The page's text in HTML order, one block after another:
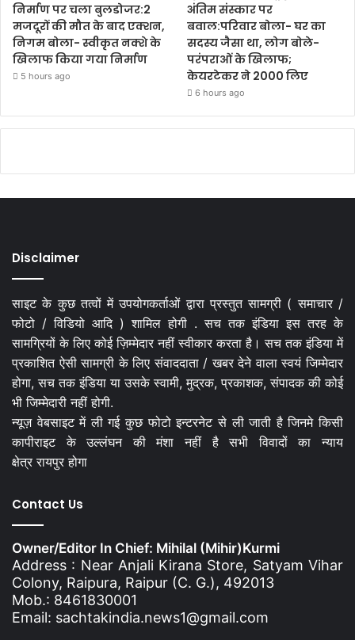
निर्माण पर चला बुलडोजर:2
मजदूरों की मौत के बाद एक्शन,
निगम बोला- स्वीकृत नक्शे के
खिलाफ किया गया निर्माण
5 hours ago
अंतिम संस्कार पर
बवाल:परिवार बोला- घर का
सदस्य जैसा था, लोग बोले-
परंपराओं के खिलाफ;
केयरटेकर ने 2000 लिए
6 hours ago
Disclaimer
साइट के कुछ तत्वों में उपयोगकर्ताओं द्वारा प्रस्तुत सामग्री ( समाचार /
फोटो / विडियो आदि ) शामिल होगी . सच तक इंडिया इस तरह के
सामग्रियों के लिए कोई ज़िम्मेदार नहीं स्वीकार करता है। सच तक इंडिया में
प्रकाशित ऐसी सामग्री के लिए संवाददाता / खबर देने वाला स्वयं जिम्मेदार
होगा, सच तक इंडिया या उसके स्वामी, मुद्रक, प्रकाशक, संपादक की कोई
भी जिम्मेदारी नहीं होगी.
न्यूज़ वेबसाइट में ली गई कुछ फोटो इन्टरनेट से ली जाती है जिनमे किसी
कापीराइट के उल्लंघन की मंशा नहीं है सभी विवादों का न्याय
क्षेत्र रायपुर होगा
Contact Us
Owner/Editor In Chief: Mihilal (Mihir)Kurmi
Address : Near Anjali Kirana Store, Satyam Vihar
Colony, Raipura, Raipur (C. G.), 492013
Mob.: 8461830001
Email: sachtakindia.news1@gmail.com